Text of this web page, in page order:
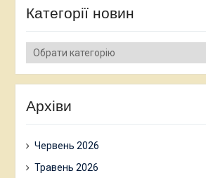
Категорії новин
Категорії
новин
Архіви
Червень 2026
Травень 2026